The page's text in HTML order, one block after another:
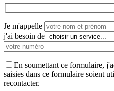
Je m'appelle
j'ai besoin de
En soumettant ce formulaire,
saisies dans ce formulaire soient
recontacter.